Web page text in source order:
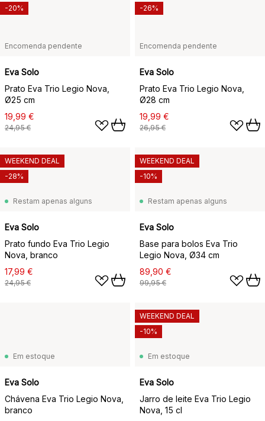
Encomenda pendente
Eva Solo
Prato Eva Trio Legio Nova,
Ø25 cm
19,99 €
24,95 €
-20%
Encomenda pendente
Eva Solo
Prato Eva Trio Legio Nova,
Ø28 cm
19,99 €
26,95 €
-26%
Restam apenas alguns
Eva Solo
Prato fundo Eva Trio Legio
Nova, branco
17,99 €
24,95 €
WEEKEND DEAL
-28%
Restam apenas alguns
Eva Solo
Base para bolos Eva Trio
Legio Nova, Ø34 cm
89,90 €
99,95 €
WEEKEND DEAL
-10%
Em estoque
Eva Solo
Chávena Eva Trio Legio Nova,
branco
Em estoque
Eva Solo
Jarro de leite Eva Trio Legio
Nova, 15 cl
WEEKEND DEAL
-10%